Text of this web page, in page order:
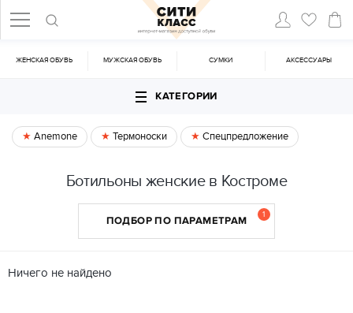
ЖЕНСКАЯ ОБУВЬ МУЖСКАЯ ОБУВЬ CУМКИ АКСЕССУАРЫ
КАТЕГОРИИ
Anemone Термоноски Спецпредложение
Ботильоны женские в Костроме
ПОДБОР ПО ПАРАМЕТРАМ 1
Ничего не найдено